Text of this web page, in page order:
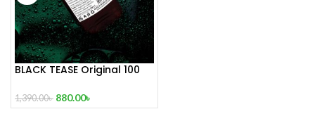
BLACK TEASE Original 100
1,390.00৳ 880.00৳